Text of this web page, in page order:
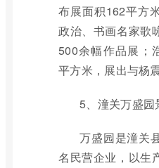
布展面积162平方
政治、书画名家歌
500余幅作品展；
平方米，展出与杨
5、潼关万盛园
万盛园是潼关
名民营企业，以生